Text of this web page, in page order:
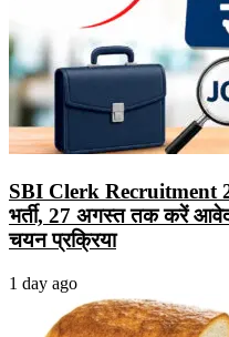
SBI Clerk Recruitment
भर्ती, 27 अगस्त तक करें
चयन प्रक्रिया
1 day ago